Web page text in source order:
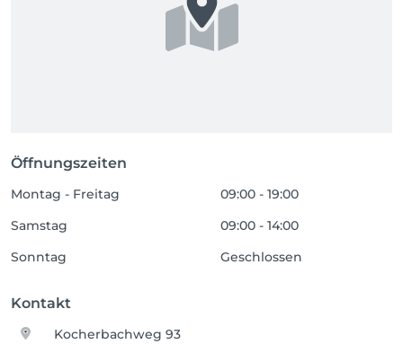
Öffnungszeiten
Montag - Freitag
09:00 - 19:00
Samstag
09:00 - 14:00
Sonntag
Geschlossen
Kontakt
Kocherbachweg 93